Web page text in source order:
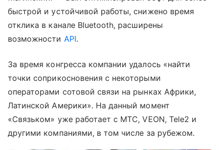
быстрой и устойчивой работы, снижено время
отклика в канале Bluetooth, расширены
возможности API.
За время конгресса компании удалось «найти
точки соприкосновения с некоторыми
операторами сотовой связи на рынках Африки,
Латинской Америки». На данный момент
«Связьком» уже работает с МТС, VEON, Tele2 и
другими компаниями, в том числе за рубежом.